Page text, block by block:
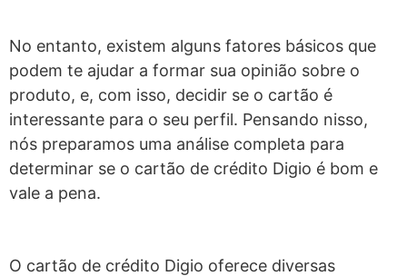
No entanto, existem alguns fatores básicos que
podem te ajudar a formar sua opinião sobre o
produto, e, com isso, decidir se o cartão é
interessante para o seu perfil. Pensando nisso,
nós preparamos uma análise completa para
determinar se o cartão de crédito Digio é bom e
vale a pena.
O cartão de crédito Digio oferece diversas